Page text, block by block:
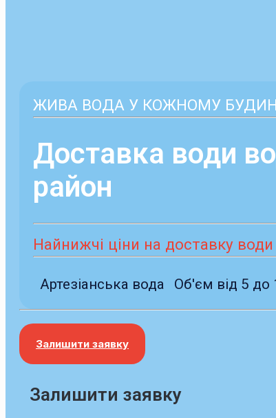
ЖИВА ВОДА У КОЖНОМУ
Доставка води
район
Найнижчі ціни на доставку води
Артезіанська вода Об'єм від 5 до
Залишити заявку
Залишити заявку